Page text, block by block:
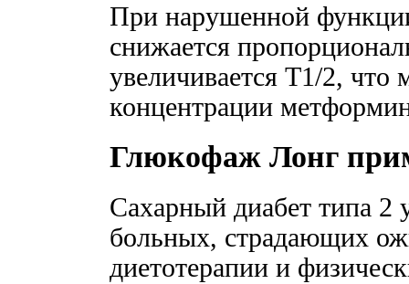
При нарушенной
снижается
увеличивается T1/2,
концентрации
Глюкофаж Лонг
Сахарный диабет типа 2
больных, страдающих
диетотерапии и